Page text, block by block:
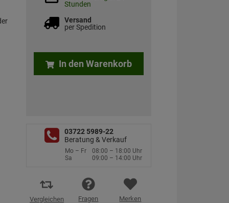
Stunden
Versand
per Spedition
In den Warenkorb
03722 5989-22
Beratung & Verkauf
Mo – Fr
08:00 – 18:00 Uhr
Sa
09:00 – 14:00 Uhr
Vergleichen Fragen Merken